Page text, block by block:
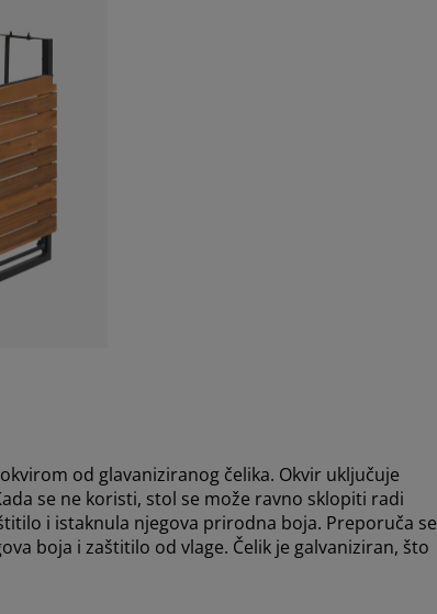
od glavaniziranog čelika. Okvir uključuje
se ne koristi, stol se može ravno sklopiti radi
i istaknula njegova prirodna boja. Preporuča se
boja i zaštitilo od vlage. Čelik je galvaniziran, što